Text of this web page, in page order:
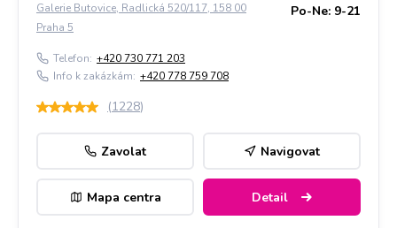
Galerie Butovice, Radlická 520/117, 158 00
Praha 5
Po-Ne: 9-21
Telefon: +420 730 771 203
Info k zakázkám: +420 778 759 708
(1228)
Zavolat Navigovat
Mapa centra Detail